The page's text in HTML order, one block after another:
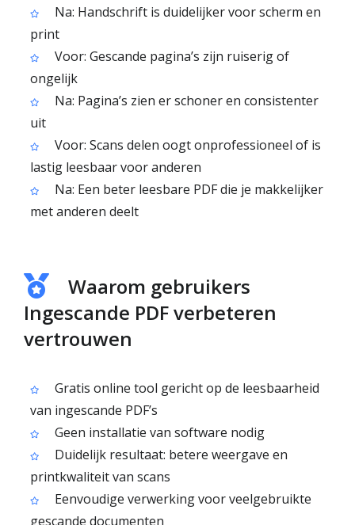
Na: Handschrift is duidelijker voor scherm en
print
Voor: Gescande pagina’s zijn ruiserig of
ongelijk
Na: Pagina’s zien er schoner en consistenter
uit
Voor: Scans delen oogt onprofessioneel of is
lastig leesbaar voor anderen
Na: Een beter leesbare PDF die je makkelijker
met anderen deelt
Waarom gebruikers
Ingescande PDF verbeteren
vertrouwen
Gratis online tool gericht op de leesbaarheid
van ingescande PDF’s
Geen installatie van software nodig
Duidelijk resultaat: betere weergave en
printkwaliteit van scans
Eenvoudige verwerking voor veelgebruikte
gescande documenten